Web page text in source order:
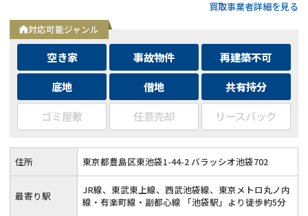
トップ対応◆無料査定＆相談はフォームから24時間受付
買取事業者詳細を見る
対応可能ジャンル
空き家 事故物件
再建築不可
底地
借地
共有持分
ゴミ屋敷
任意売却 リースバック
住所 東京都豊島区東池袋1-44-2 バラッシオ池袋702
最寄り駅
JR線、東武東上線、西武池袋線、東京メトロ丸ノ内
線・有楽町線・副都心線 「池袋駅」より徒歩約5分